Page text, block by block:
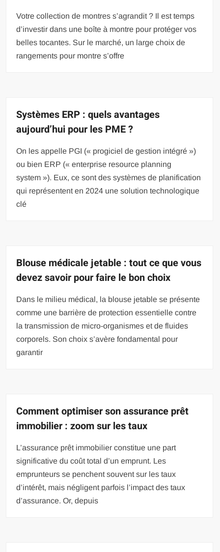
Votre collection de montres s’agrandit ? Il est temps
d’investir dans une boîte à montre pour protéger vos
belles tocantes. Sur le marché, un large choix de
rangements pour montre s’offre
Systèmes ERP : quels avantages
aujourd’hui pour les PME ?
On les appelle PGI (« progiciel de gestion intégré »)
ou bien ERP (« enterprise resource planning
system »). Eux, ce sont des systèmes de planification
qui représentent en 2024 une solution technologique
clé
Blouse médicale jetable : tout ce que vous
devez savoir pour faire le bon choix
Dans le milieu médical, la blouse jetable se présente
comme une barrière de protection essentielle contre
la transmission de micro-organismes et de fluides
corporels. Son choix s’avère fondamental pour
garantir
Comment optimiser son assurance prêt
immobilier : zoom sur les taux
L’assurance prêt immobilier constitue une part
significative du coût total d’un emprunt. Les
emprunteurs se penchent souvent sur les taux
d’intérêt, mais négligent parfois l’impact des taux
d’assurance. Or, depuis